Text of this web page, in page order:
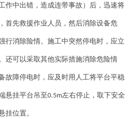
作中出错，造成连带事故）后，迅速将
首先救援作业人员，然后消除设备危
行消除险情。施工中突然停电时，应立
还可以采取其他实际措施消除危险情
故障停电时，应及时用人工将平台平稳
悬挂平台吊至0.5m左右停止，取下安全
挂位置。